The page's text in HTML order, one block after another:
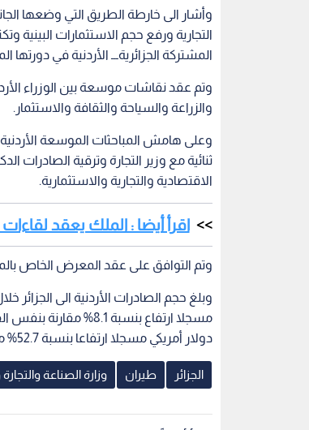
التجارية ورفع حجم الاستثمارات
المشتركة الجزائريةـــ الأردنية في دورتها
وتم عقد نقاشات موسعة بين الوزراء
والزراعة والسياحة والثقافة والاستثمار.
وعلى هامش المباحثات الموسعة الأردنية
ثنائية مع وزير التجارة وترقية الصادرات
الاقتصادية والتجارية والاستثمارية.
اقرأ أيضا : الملك يعقد
وتم التوافق على عقد المعرض الخاص
دولار أمريكي مسجلا ارتفاعا بنسبة 52.7% مقارنة بنفس الفترة خلال العام 2021.
الجزائر طيران وزارة الصناعة